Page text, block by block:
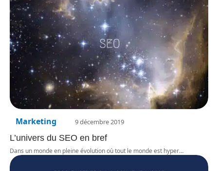
Marketing 9 décembre 2019
L’univers du SEO en bref
Dans un monde en pleine évolution où tout le monde est hyper…